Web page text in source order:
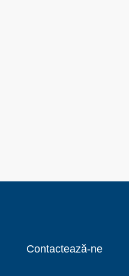
Contactează-ne